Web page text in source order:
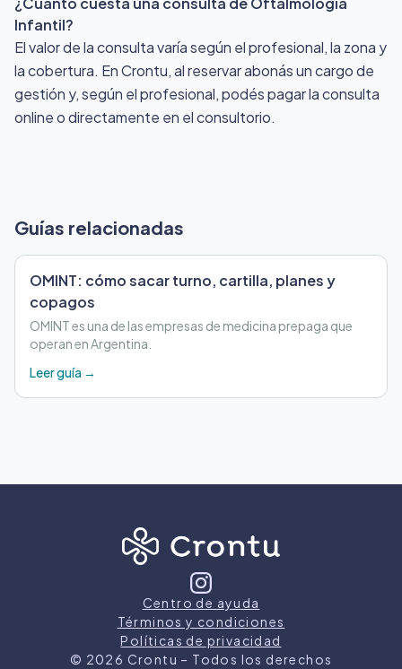
Infantil?
El valor de la consulta varía según el profesional, la zona y
la cobertura. En Crontu, al reservar abonás un cargo de
gestión y, según el profesional, podés pagar la consulta
online o directamente en el consultorio.
Guías relacionadas
OMINT: cómo sacar turno, cartilla, planes y
copagos
OMINT es una de las empresas de medicina prepaga que
operan en Argentina.
Leer guía →
Centro de ayuda
Términos y condiciones
Políticas de privacidad
© 2026 Crontu – Todos los derechos